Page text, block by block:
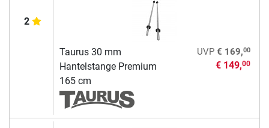
2
Taurus 30 mm
Hantelstange Premium
165 cm
UVP € 169,00
€ 149,00